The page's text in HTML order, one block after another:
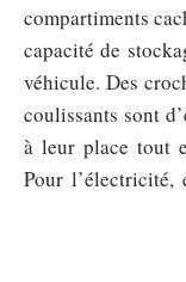
compartiments
capacité de
véhicule. Des
coulissants sont
à leur place tout
Pour l’électricité,